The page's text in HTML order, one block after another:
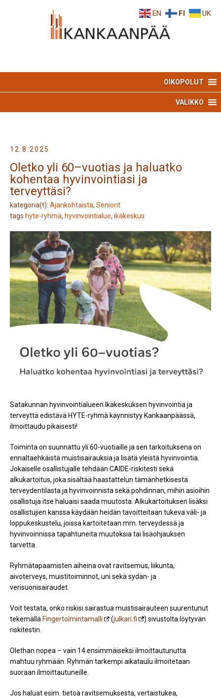
OIKOPOLUT
VALIKKO
12.8.2025
Oletko yli 60–vuotias ja haluatko
kohentaa hyvinvointiasi ja
terveyttäsi?
kategoria(t): Ajankohtaista, Seniorit
tags hyte-ryhmä, hyvinvointialue, ikäkeskus
Satakunnan hyvinvointialueen Ikäkeskuksen hyvinvointia ja
terveyttä edistävä HYTE-ryhmä käynnistyy Kankaanpäässä,
ilmoittaudu pikaisesti!
Toiminta on suunnattu yli 60-vuotiaille ja sen tarkoituksena on
ennaltaehkäistä muistisairauksia ja lisätä yleistä hyvinvointia.
Jokaiselle osallistujalle tehdään CAIDE-riskitesti sekä
alkukartoitus, joka sisältää haastattelun tämänhetkisestä
terveydentilasta ja hyvinvoinnista sekä pohdinnan, mihin asioihin
osallistuja itse haluaisi saada muutosta. Alkukartoituksen lisäksi
osallistujien kanssa käydään heidän tavoitteitaan tukeva väli- ja
loppukeskustelu, joissa kartoitetaan mm. terveydessä ja
hyvinvoinnissa tapahtuneita muutoksia tai lisäohjauksen
tarvetta.
Ryhmätapaamisten aiheina ovat ravitsemus, liikunta,
aivoterveys, muistitoiminnot, uni sekä sydän- ja
verisuonisairaudet.
Voit testata, onko riskisi sairastua muistisairauteen suurentunut
tekemällä Fingertoimintamalli (julkari.fi
) sivustolta löytyvän
riskitestin.
Olethan nopea – vain 14 ensimmäiseksi ilmoittautunutta
mahtuu ryhmään. Ryhmän tarkempi aikataulu ilmoitetaan
suoraan ilmoittautuneille.
Jos haluat esim. tietoa ravitsemuksesta, vertaistukea,
EN FI UK